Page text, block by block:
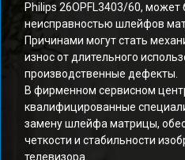
Philips 26OPFL3403/60, может
неисправностью шлейфов
Причинами могут стать
износ от длительного
производственные дефекты.
В фирменном сервисном
квалифицированные
замену шлейфа матрицы,
четкости и стабильности
телевизора.